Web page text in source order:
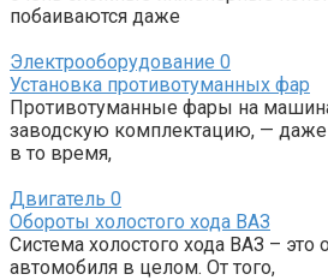
побаиваются даже
Электрооборудование 0
Установка противотуманных фар
Противотуманные фары на
заводскую комплектацию, — даже
в то время,
Двигатель 0
Обороты холостого хода ВАЗ
Система холостого хода ВАЗ – это
автомобиля в целом. От того,